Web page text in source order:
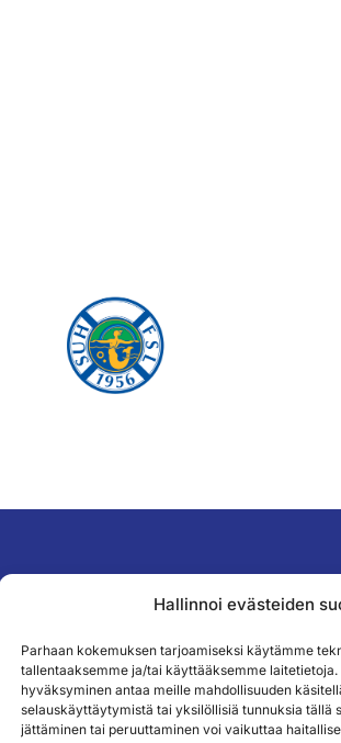
Hallinnoi evästeiden
Parhaan kokemuksen tarjoamiseksi käytämme
tallentaaksemme ja/tai käyttääksemme
hyväksyminen antaa meille mahdollisuuden
selauskäyttäytymistä tai yksilöllisiä tunnuksia tällä
jättäminen tai peruuttaminen voi vaikuttaa
TILAA